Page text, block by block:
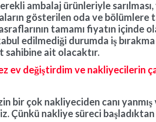
ambalaj ürünleriyle
gösterilen oda ve
tamamı fiyatın
edilmediği durumda iş
sahibine ait olacaktır.
ev değiştirdim ve nakliyecilerin
bir çok nakliyeciden canı
Çünkü nakliye süreci